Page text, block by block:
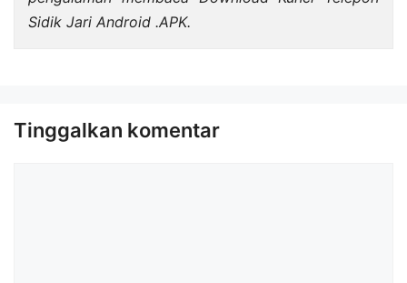
Sidik Jari Android .APK.
Tinggalkan komentar